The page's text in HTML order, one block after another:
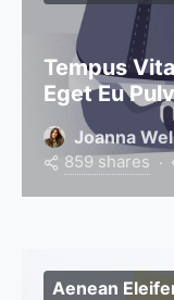
Tempus
Eget Eu
Joanna
859 shares
Aenean